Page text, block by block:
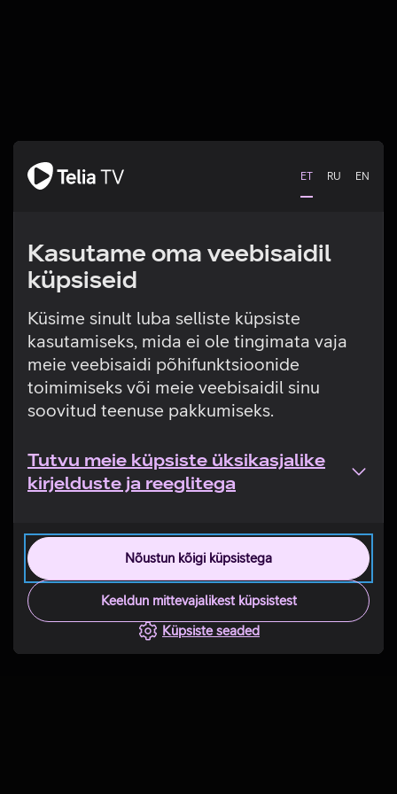
ET RU EN
Kasutame oma veebisaidil
küpsiseid
Küsime sinult luba selliste küpsiste
kasutamiseks, mida ei ole tingimata vaja
meie veebisaidi põhifunktsioonide
toimimiseks või meie veebisaidil sinu
soovitud teenuse pakkumiseks.
Tutvu meie küpsiste üksikasjalike
kirjelduste ja reeglitega
Nõustun kõigi küpsistega
Keeldun mittevajalikest küpsistest
Küpsiste seaded
Tehniline viga